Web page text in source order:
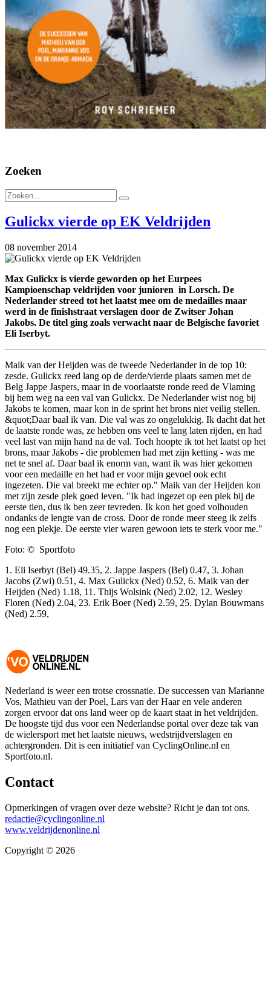
Zoeken
Gulickx vierde op EK Veldrijden
08 november 2014
Max Gulickx is vierde geworden op het Eurpees
Kampioenschap veldrijden voor junioren in Lorsch. De
Nederlander streed tot het laatst mee om de medailles maar
werd in de finishstraat verslagen door de Zwitser Johan
Jakobs. De titel ging zoals verwacht naar de Belgische favoriet
Eli Iserbyt.
Maik van der Heijden was de tweede Nederlander in de top 10:
zesde. Gulickx reed lang op de derde/vierde plaats samen met de
Belg Jappe Jaspers, maar in de voorlaatste ronde reed de Vlaming
bij hem weg na een val van Gulickx. De Nederlander wist nog bij
Jakobs te komen, maar kon in de sprint het brons niet veilig stellen.
&quot;Daar baal ik van. Die val was zo ongelukkig. Ik dacht dat het
de laatste ronde was, ze hebben ons veel te lang laten rijden, en had
veel last van mijn hand na de val. Toch hoopte ik tot het laatst op het
brons, maar Jakobs - die problemen had met zijn ketting - was me
net te snel af. Daar baal ik enorm van, want ik was hier gekomen
voor een medaille en het had er voor mijn gevoel ook echt
ingezeten. Die val breekt me echter op." Maik van der Heijden kon
met zijn zesde plek goed leven. "Ik had ingezet op een plek bij de
eerste tien, dus ik ben zeer tevreden. Ik kon het goed volhouden
ondanks de lengte van de cross. Door de ronde meer steeg ik zelfs
nog een plekje. De eerste vier waren gewoon iets te sterk voor me."
Foto: © Sportfoto
1. Eli Iserbyt (Bel) 49.35, 2. Jappe Jaspers (Bel) 0.47, 3. Johan
Jacobs (Zwi) 0.51, 4. Max Gulickx (Ned) 0.52, 6. Maik van der
Heijden (Ned) 1.18, 11. Thijs Wolsink (Ned) 2.02, 12. Wesley
Floren (Ned) 2.04, 23. Erik Boer (Ned) 2.59, 25. Dylan Bouwmans
(Ned) 2.59,
Nederland is weer een trotse crossnatie. De successen van Marianne
Vos, Mathieu van der Poel, Lars van der Haar en vele anderen
zorgen ervoor dat ons land weer op de kaart staat in het veldrijden.
De hoogste tijd dus voor een Nederlandse portal over deze tak van
de wielersport met het laatste nieuws, wedstrijdverslagen en
achtergronden. Dit is een initiatief van CyclingOnline.nl en
Sportfoto.nl.
Contact
Opmerkingen of vragen over deze website? Richt je dan tot ons.
redactie@cyclingonline.nl
www.veldrijdenonline.nl
Copyright © 2026